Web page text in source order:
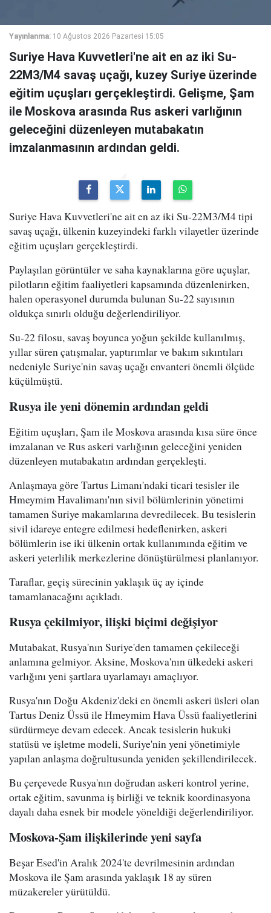
Yayınlanma: 10 Ağustos 2026 Pazartesi 15:05
Suriye Hava Kuvvetleri'ne ait en az iki Su-
22M3/M4 savaş uçağı, kuzey Suriye üzerinde
eğitim uçuşları gerçekleştirdi. Gelişme, Şam
ile Moskova arasında Rus askeri varlığının
geleceğini düzenleyen mutabakatın
imzalanmasının ardından geldi.
Suriye Hava Kuvvetleri'ne ait en az iki Su-22M3/M4 tipi
savaş uçağı, ülkenin kuzeyindeki farklı vilayetler üzerinde
eğitim uçuşları gerçekleştirdi.
Paylaşılan görüntüler ve saha kaynaklarına göre uçuşlar,
pilotların eğitim faaliyetleri kapsamında düzenlenirken,
halen operasyonel durumda bulunan Su-22 sayısının
oldukça sınırlı olduğu değerlendiriliyor.
Su-22 filosu, savaş boyunca yoğun şekilde kullanılmış,
yıllar süren çatışmalar, yaptırımlar ve bakım sıkıntıları
nedeniyle Suriye'nin savaş uçağı envanteri önemli ölçüde
küçülmüştü.
Rusya ile yeni dönemin ardından geldi
Eğitim uçuşları, Şam ile Moskova arasında kısa süre önce
imzalanan ve Rus askeri varlığının geleceğini yeniden
düzenleyen mutabakatın ardından gerçekleşti.
Anlaşmaya göre Tartus Limanı'ndaki ticari tesisler ile
Hmeymim Havalimanı'nın sivil bölümlerinin yönetimi
tamamen Suriye makamlarına devredilecek. Bu tesislerin
sivil idareye entegre edilmesi hedeflenirken, askeri
bölümlerin ise iki ülkenin ortak kullanımında eğitim ve
askeri yeterlilik merkezlerine dönüştürülmesi planlanıyor.
Taraflar, geçiş sürecinin yaklaşık üç ay içinde
tamamlanacağını açıkladı.
Rusya çekilmiyor, ilişki biçimi değişiyor
Mutabakat, Rusya'nın Suriye'den tamamen çekileceği
anlamına gelmiyor. Aksine, Moskova'nın ülkedeki askeri
varlığını yeni şartlara uyarlamayı amaçlıyor.
Rusya'nın Doğu Akdeniz'deki en önemli askeri üsleri olan
Tartus Deniz Üssü ile Hmeymim Hava Üssü faaliyetlerini
sürdürmeye devam edecek. Ancak tesislerin hukuki
statüsü ve işletme modeli, Suriye'nin yeni yönetimiyle
yapılan anlaşma doğrultusunda yeniden şekillendirilecek.
Bu çerçevede Rusya'nın doğrudan askeri kontrol yerine,
ortak eğitim, savunma iş birliği ve teknik koordinasyona
dayalı daha esnek bir modele yöneldiği değerlendiriliyor.
Moskova-Şam ilişkilerinde yeni sayfa
Beşar Esed'in Aralık 2024'te devrilmesinin ardından
Moskova ile Şam arasında yaklaşık 18 ay süren
müzakereler yürütüldü.